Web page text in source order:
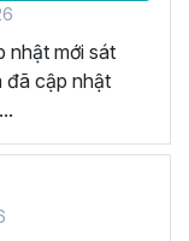
nhật mới sát
đã cập nhật